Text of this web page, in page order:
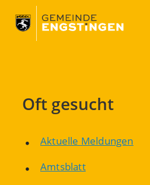
Oft gesucht
Aktuelle Meldungen
Amtsblatt